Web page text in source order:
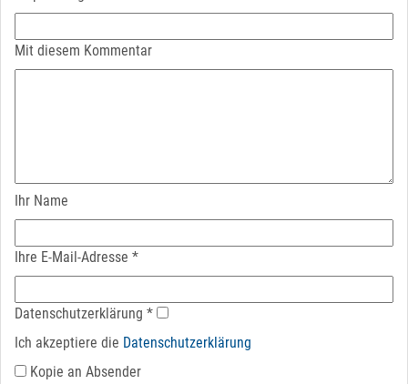
Mit diesem Kommentar
Ihr Name
Ihre E-Mail-Adresse *
Datenschutz­erklärung *
Ich akzeptiere die Datenschutz­erklärung
Kopie an Absender